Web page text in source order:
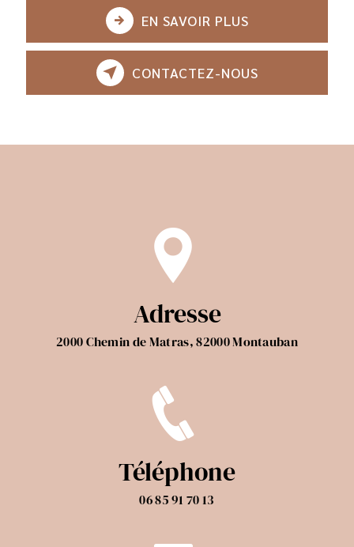
EN SAVOIR PLUS
CONTACTEZ-NOUS
Adresse
2000 Chemin de Matras, 82000 Montauban
Téléphone
06 85 91 70 13